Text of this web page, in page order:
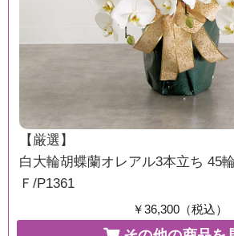
【厳選】
白大輪胡蝶蘭オレアル3本立ち 45
Ｆ/P1361
￥36,300（税込）